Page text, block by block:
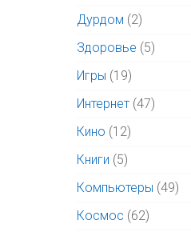
Дурдом (2)
Здоровье (5)
Игры (19)
Интернет (47)
Кино (12)
Книги (5)
Компьютеры (49)
Космос (62)